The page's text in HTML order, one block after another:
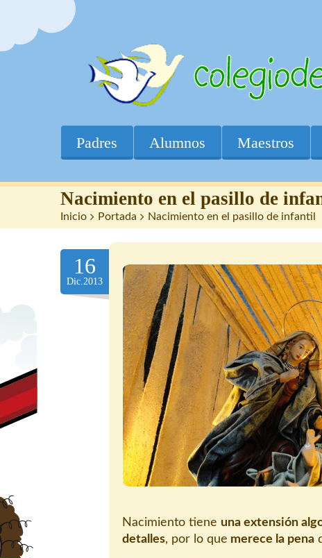
Padres Alumnos Maestros
Nacimiento en el pasillo de
Inicio > Portada > Nacimiento en el pasillo de infantil
16
Dic.2013
Nacimiento tiene una extensión
detalles, por lo que merece la pena